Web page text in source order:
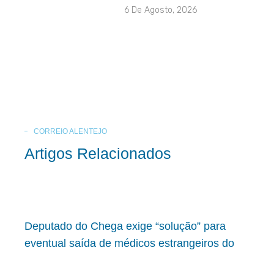
6 De Agosto, 2026
CORREIO ALENTEJO
Artigos Relacionados
Deputado do Chega exige “solução” para
eventual saída de médicos estrangeiros do